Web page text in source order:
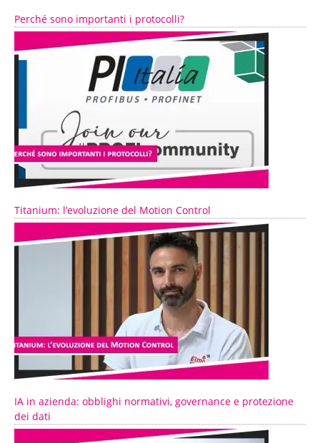
Perché sono importanti i protocolli?
Titanium: l’evoluzione del Motion Control
IA in azienda: obblighi normativi, governance e protezione
dei dati